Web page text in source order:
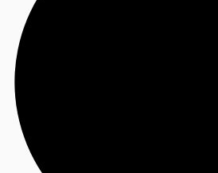
倉庫・物流センター